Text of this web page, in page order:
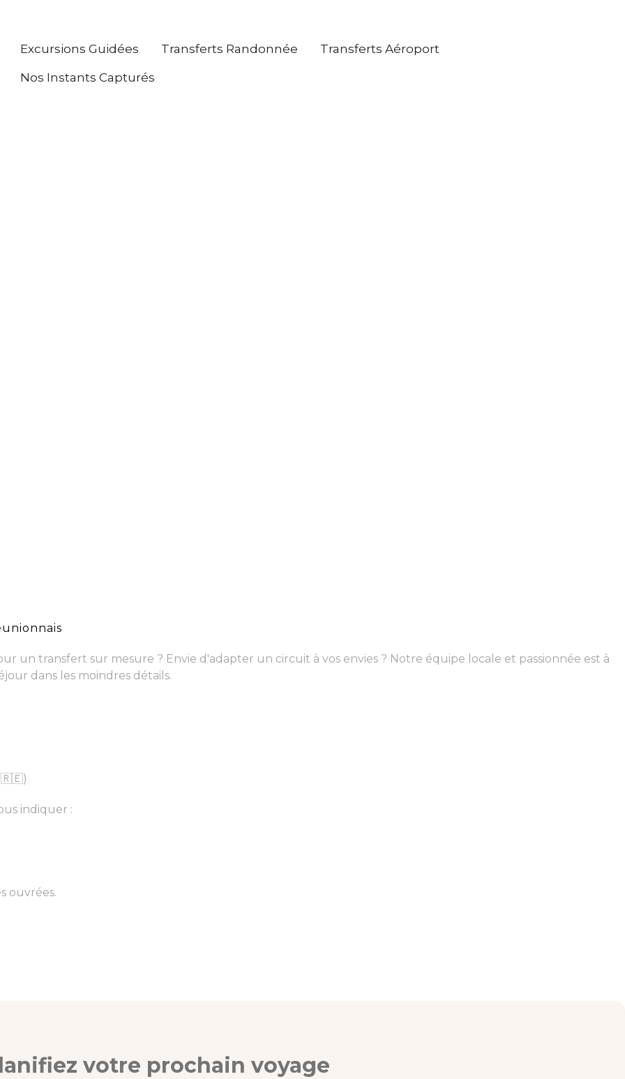
Excursions Guidées Transferts Randonnée Transferts Aéroport
Nos Instants Capturés
un transfert sur mesure ? Envie d'adapter un circuit à vos envies ? Notre équipe locale et passionnée est à
dans les moindres détails.
🇷🇪)
indiquer :
ouvrées.
votre prochain voyage